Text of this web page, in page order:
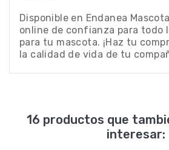
Disponible en Endanea
online de confianza para todo
para tu mascota. ¡Haz tu
la calidad de vida de tu
16 productos que
interesar: